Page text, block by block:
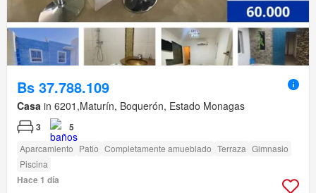
Bs 37.788.109
Casa in 6201,Maturín, Boquerón, Estado Monagas
3 5
Aparcamiento Patio Completamente amueblado Terraza Gimnasio
Piscina
Hace 1 día